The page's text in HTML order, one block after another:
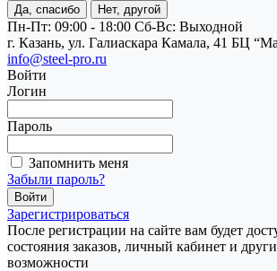
Да, спасибо Нет, другой
Пн-Пт: 09:00 - 18:00 Cб-Вс: Выходной
г. Казань, ул. Галиаскара Камала, 41 БЦ
info@steel-pro.ru
Войти
Логин
Пароль
Запомнить меня
Забыли пароль?
Зарегистрироваться
После регистрации на сайте вам будет
состояния заказов, личный кабинет и
возможности